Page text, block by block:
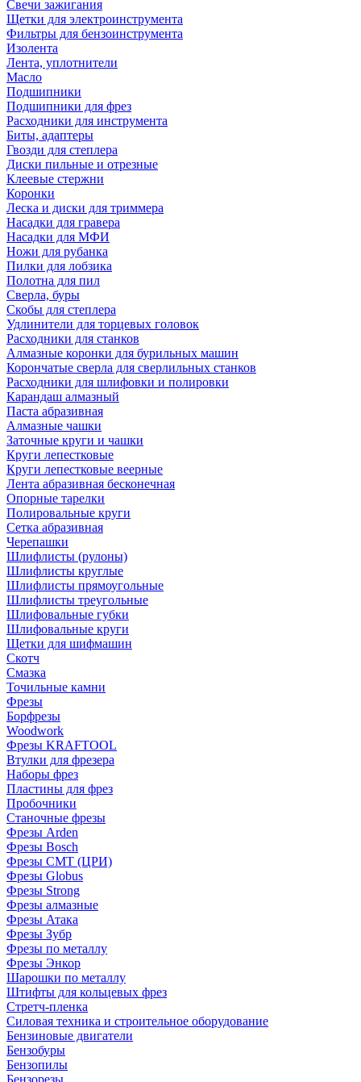
Свечи зажигания
Щетки для электроинструмента
Фильтры для бензоинструмента
Изолента
Лента, уплотнители
Масло
Подшипники
Подшипники для фрез
Расходники для инструмента
Биты, адаптеры
Гвозди для степлера
Диски пильные и отрезные
Клеевые стержни
Коронки
Леска и диски для триммера
Насадки для гравера
Насадки для МФИ
Ножи для рубанка
Пилки для лобзика
Полотна для пил
Сверла, буры
Скобы для степлера
Удлинители для торцевых головок
Расходники для станков
Алмазные коронки для бурильных машин
Корончатые сверла для сверлильных станков
Расходники для шлифовки и полировки
Карандаш алмазный
Паста абразивная
Алмазные чашки
Заточные круги и чашки
Круги лепестковые
Круги лепестковые веерные
Лента абразивная бесконечная
Опорные тарелки
Полировальные круги
Сетка абразивная
Черепашки
Шлифлисты (рулоны)
Шлифлисты круглые
Шлифлисты прямоугольные
Шлифлисты треугольные
Шлифовальные губки
Шлифовальные круги
Щетки для шифмашин
Скотч
Смазка
Точильные камни
Фрезы
Борфрезы
Woodwork
Фрезы KRAFTOOL
Втулки для фрезера
Наборы фрез
Пластины для фрез
Пробочники
Станочные фрезы
Фрезы Arden
Фрезы Bosch
Фрезы CMT (ЦРИ)
Фрезы Globus
Фрезы Strong
Фрезы алмазные
Фрезы Атака
Фрезы Зубр
Фрезы по металлу
Фрезы Энкор
Шарошки по металлу
Штифты для кольцевых фрез
Стретч-пленка
Силовая техника и строительное оборудование
Бензиновые двигатели
Бензобуры
Бензопилы
Бензорезы